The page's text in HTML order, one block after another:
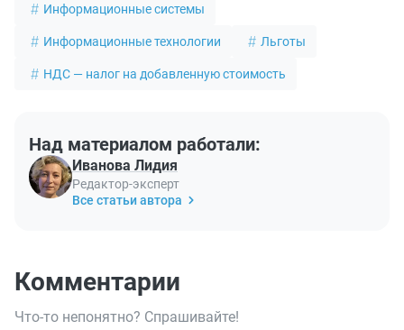
Информационные системы
Информационные технологии Льготы
НДС — налог на добавленную стоимость
Над материалом работали:
Иванова Лидия
Редактор-эксперт
Все статьи автора
Комментарии
Что-то непонятно? Спрашивайте!